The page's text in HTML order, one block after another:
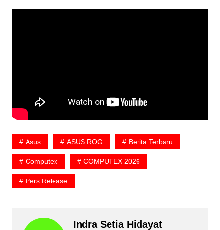
Asus ASUS ROG Berita Terbaru
Computex COMPUTEX 2026
Pers Release
Indra Setia Hidayat